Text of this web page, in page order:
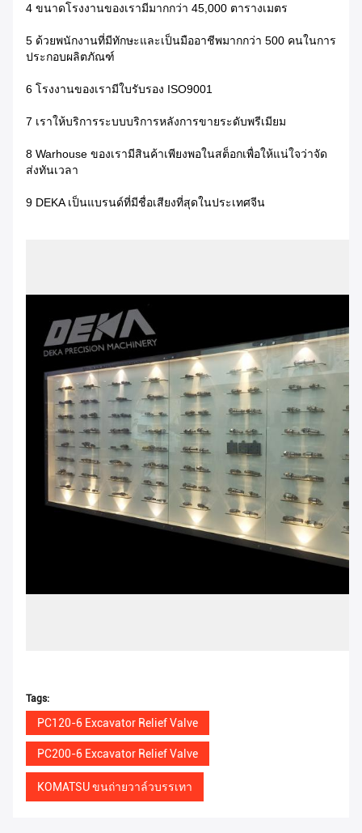
4 ขนาดโรงงานของเรามีมากกว่า 45,000 ตารางเมตร
5 ด้วยพนักงานที่มีทักษะและเป็นมืออาชีพมากกว่า 500 คนในการ
ประกอบผลิตภัณฑ์
6 โรงงานของเรามีใบรับรอง ISO9001
7 เราให้บริการระบบบริการหลังการขายระดับพรีเมียม
8 Warhouse ของเรามีสินค้าเพียงพอในสต็อกเพื่อให้แน่ใจว่าจัด
ส่งทันเวลา
9 DEKA เป็นแบรนด์ที่มีชื่อเสียงที่สุดในประเทศจีน
Tags:
PC120-6 Excavator Relief Valve
PC200-6 Excavator Relief Valve
KOMATSU ขนถ่ายวาล์วบรรเทา